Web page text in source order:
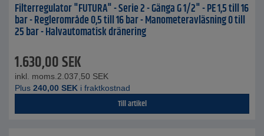
Filterregulator "FUTURA" - Serie 2 - Gänga G 1/2" - PE 1,5 till 16
bar - Reglerområde 0,5 till 16 bar - Manometeravläsning 0 till
25 bar - Halvautomatisk dränering
1.630,00SEK
inkl. moms. 2.037,50 SEK
Plus 240,00 SEK i fraktkostnad
Till artikel